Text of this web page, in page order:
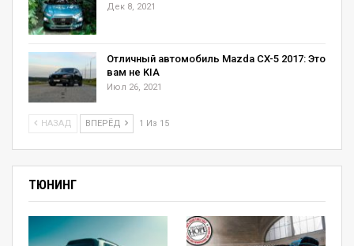
Дек 8, 2021
Отличный автомобиль Mazda CX-5 2017: Это
вам не KIA
Июл 26, 2021
НАЗАД ВПЕРЁД 1 Из 15
ТЮНИНГ